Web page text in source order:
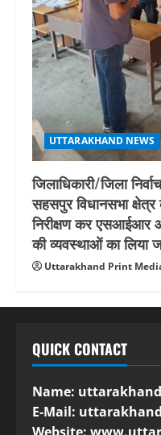
UTTARAKHAND NEWS
जिलाधिकारी/जिला
सहसपुर विधानसभा
निरीक्षण कर एसआईआर
की व्यवस्थाओं का लिया
Uttarakhand Print
QUICK CONTACT
Name:
E-Mail: